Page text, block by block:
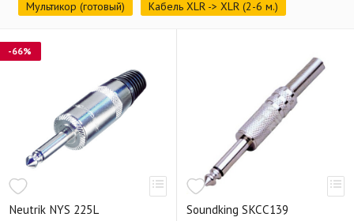
Мультикор (готовый)
Кабель XLR -> XLR (2-6 м.)
Neutrik NYS 225L
-66%
Soundking SKCC139